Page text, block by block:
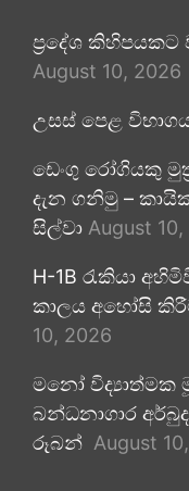
ප්‍රදේශ
August 10, 2026
උසස් පෙළ
ඩෙංගු රෝගියකු
දැන ගනිමු –
සිල්වා August
H-1B රැකියා
කාලය අහෝසි
10, 2026
මනෝ විද්‍යාත්මක
බන්ධනාගාර
රූබන් August